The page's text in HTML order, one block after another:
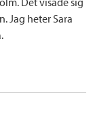
Jag heter Sara